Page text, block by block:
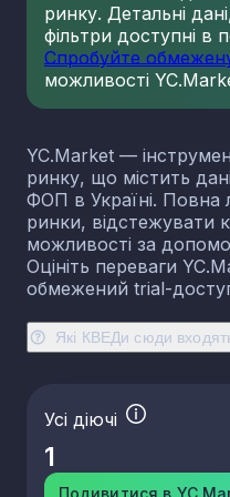
Які КВЕДи сюди
ринку. Детальні
фільтри доступні в
Спробуйте
можливості
YC.Market —
ринку, що містить
ФОП в Україні. Повна
ринки, відстежувати
можливості за
Оцініть переваги
обмежений trial-
Усі діючі
1
Подивитися в
23.13 Виробництво
23.14 Виробництво
23.19 Виробництво й
23.31 Виробництво
23.32 Виробництво
виробів із
23.41
Виробництво
керамічних
23.42
Виробництво
23.43 Виробництво
ізоляційної
призначення
23.49 Виробництво
23.52 Виробництво